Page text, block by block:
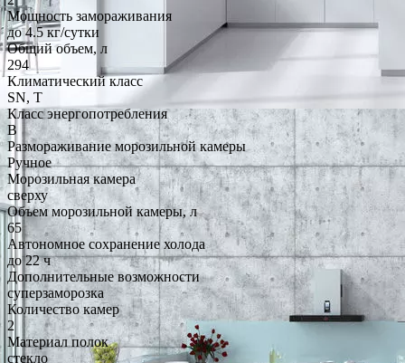
Мощность замораживания
до 4.5 кг/cутки
Общий объем, л
294
Климатический класс
SN, T
Класс энергопотребления
B
Размораживание морозильной камеры
Ручное
Морозильная камера
сверху
Объем морозильной камеры, л
65
Автономное сохранение холода
до 22 ч
Дополнительные возможности
суперзаморозка
Количество камер
2
Материал полок
стекло